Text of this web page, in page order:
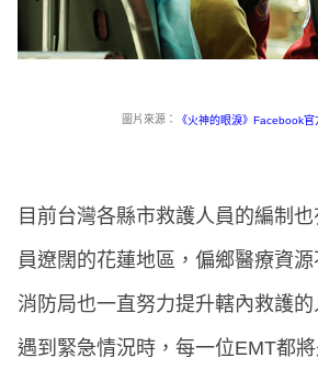
圖片來源： 《火神的眼淚》Facebook官
目前台灣各縣市救護人員的編制
員遼闊的花蓮地區，偏鄉醫療資
消防局也一直努力提升轄內救護
遇到緊急情況時，每一位EMT都